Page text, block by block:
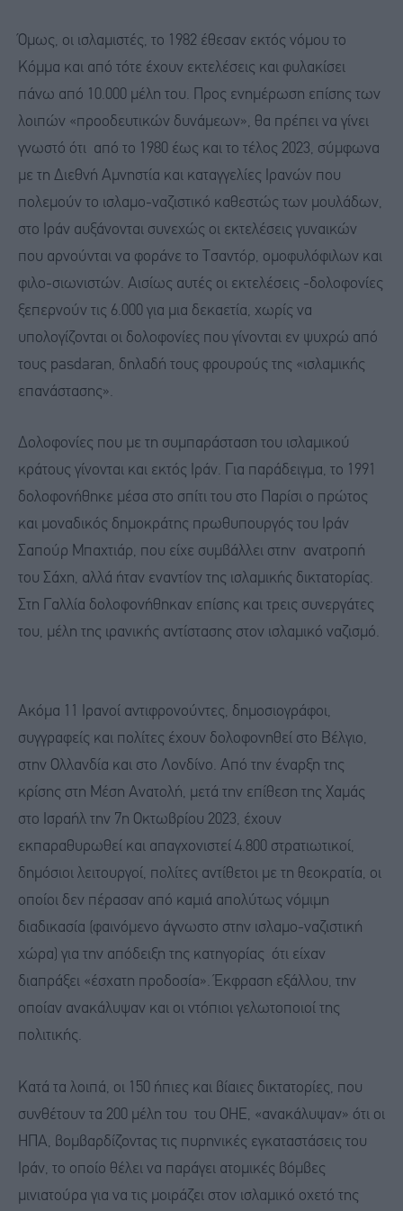
Όμως, οι ισλαμιστές, το 1982 έθεσαν εκτός νόμου το
Κόμμα και από τότε έχουν εκτελέσεις και φυλακίσει
πάνω από 10.000 μέλη του. Προς ενημέρωση επίσης των
λοιπών «προοδευτικών δυνάμεων», θα πρέπει να γίνει
γνωστό ότι από το 1980 έως και το τέλος 2023, σύμφωνα
με τη Διεθνή Αμνηστία και καταγγελίες Ιρανών που
πολεμούν το ισλαμο-ναζιστικό καθεστώς των μουλάδων,
στο Ιράν αυξάνονται συνεχώς οι εκτελέσεις γυναικών
που αρνούνται να φοράνε το Τσαντόρ, ομοφυλόφιλων και
φιλο-σιωνιστών. Αισίως αυτές οι εκτελέσεις -δολοφονίες
ξεπερνούν τις 6.000 για μια δεκαετία, χωρίς να
υπολογίζονται οι δολοφονίες που γίνονται εν ψυχρώ από
τους pasdaran, δηλαδή τους φρουρούς της «ισλαμικής
επανάστασης».
Δολοφονίες που με τη συμπαράσταση του ισλαμικού
κράτους γίνονται και εκτός Ιράν. Για παράδειγμα, το 1991
δολοφονήθηκε μέσα στο σπίτι του στο Παρίσι ο πρώτος
και μοναδικός δημοκράτης πρωθυπουργός του Ιράν
Σαπούρ Μπαχτιάρ, που είχε συμβάλλει στην ανατροπή
του Σάχη, αλλά ήταν εναντίον της ισλαμικής δικτατορίας.
Στη Γαλλία δολοφονήθηκαν επίσης και τρεις συνεργάτες
του, μέλη της ιρανικής αντίστασης στον ισλαμικό ναζισμό.
Ακόμα 11 Ιρανοί αντιφρονούντες, δημοσιογράφοι,
συγγραφείς και πολίτες έχουν δολοφονηθεί στο Βέλγιο,
στην Ολλανδία και στο Λονδίνο. Από την έναρξη της
κρίσης στη Μέση Ανατολή, μετά την επίθεση της Χαμάς
στο Ισραήλ την 7η Οκτωβρίου 2023, έχουν
εκπαραθυρωθεί και απαγχονιστεί 4.800 στρατιωτικοί,
δημόσιοι λειτουργοί, πολίτες αντίθετοι με τη θεοκρατία, οι
οποίοι δεν πέρασαν από καμιά απολύτως νόμιμη
διαδικασία (φαινόμενο άγνωστο στην ισλαμο-ναζιστική
χώρα) για την απόδειξη της κατηγορίας ότι είχαν
διαπράξει «έσχατη προδοσία». Έκφραση εξάλλου, την
οποίαν ανακάλυψαν και οι ντόπιοι γελωτοποιοί της
πολιτικής.
Κατά τα λοιπά, οι 150 ήπιες και βίαιες δικτατορίες, που
συνθέτουν τα 200 μέλη του του ΟΗΕ, «ανακάλυψαν» ότι οι
ΗΠΑ, βομβαρδίζοντας τις πυρηνικές εγκαταστάσεις του
Ιράν, το οποίο θέλει να παράγει ατομικές βόμβες
μινιατούρα για να τις μοιράζει στον ισλαμικό οχετό της